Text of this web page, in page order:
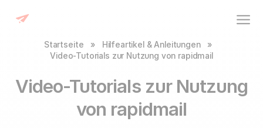
Startseite » Hilfeartikel & Anleitungen
»
Video-Tutorials zur Nutzung von rapidmail
Video-Tutorials zur Nutzung
von rapidmail